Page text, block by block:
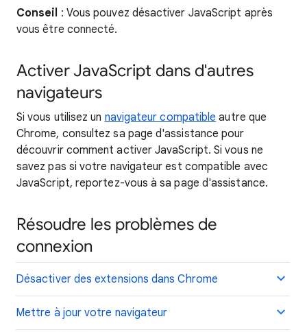
Conseil : Vous pouvez désactiver JavaScript après
vous être connecté.
Activer JavaScript dans d'autres
navigateurs
Si vous utilisez un navigateur compatible autre que
Chrome, consultez sa page d'assistance pour
découvrir comment activer JavaScript. Si vous ne
savez pas si votre navigateur est compatible avec
JavaScript, reportez-vous à sa page d'assistance.
Résoudre les problèmes de
connexion
Désactiver des extensions dans Chrome
Mettre à jour votre navigateur